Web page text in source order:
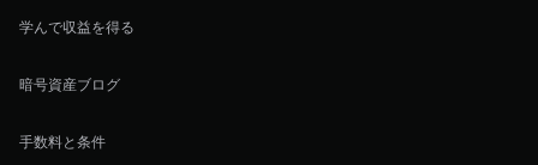
学んで収益を得る
暗号資産ブログ
手数料と条件